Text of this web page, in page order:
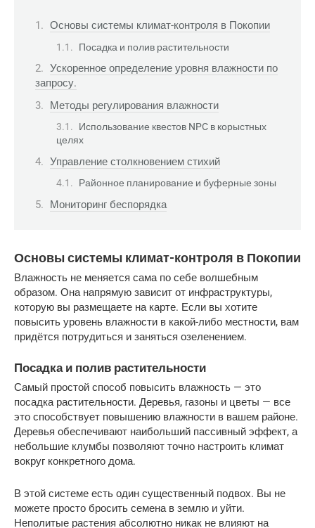
Основы системы климат-контроля в Покопии
Посадка и полив растительности
Ускоренное определение уровня влажности по
запросу.
Методы регулирования влажности
Использование квестов NPC в корыстных
целях
Управление столкновением стихий
Районное планирование и буферные зоны
Мониторинг беспорядка
Основы системы климат-контроля в Покопии
Влажность не меняется сама по себе волшебным
образом. Она напрямую зависит от инфраструктуры,
которую вы размещаете на карте. Если вы хотите
повысить уровень влажности в какой-либо местности, вам
придётся потрудиться и заняться озеленением.
Посадка и полив растительности
Самый простой способ повысить влажность — это
посадка растительности. Деревья, газоны и цветы — все
это способствует повышению влажности в вашем районе.
Деревья обеспечивают наибольший пассивный эффект, а
небольшие клумбы позволяют точно настроить климат
вокруг конкретного дома.
В этой системе есть один существенный подвох. Вы не
можете просто бросить семена в землю и уйти.
Неполитые растения абсолютно никак не влияют на